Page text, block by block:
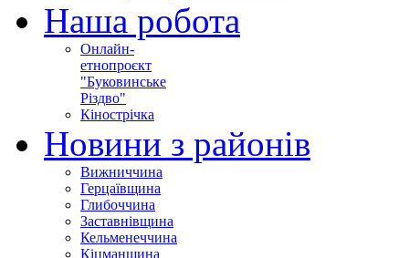
Наша робота
Онлайн-
етнопроєкт
"Буковинське
Різдво"
Кінострічка
Новини з районів
Вижниччина
Герцаївщина
Глибоччина
Заставнівщина
Кельменеччина
Кіцманщина